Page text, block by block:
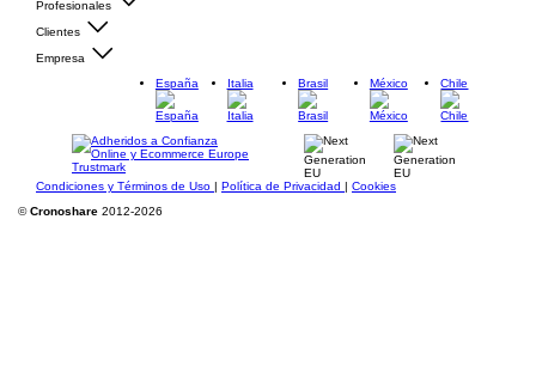
Profesionales
Clientes
Empresa
España
Italia Brasil México Chile
Condiciones y Términos de Uso | Política de Privacidad | Cookies
©Cronoshare 2012-2026